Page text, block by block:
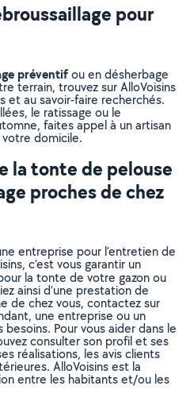
pour
préventifou en désherbage
terrain, trouvez sur AlloVoisins
et au savoir-faire recherchés.
le ratissage ou le
faites appel à un artisan
domicile.
la tonte de pelouse
proches de chez
entreprise pour l’entretien de
c’est vous garantir un
la tonte de votre gazon ou
ainsi d’une prestation de
de chez vous, contactez sur
une entreprise ou un
Pour vous aider dans le
consulter son profil et ses
réalisations, les avis clients
AlloVoisins est la
entre les habitants et/ou les